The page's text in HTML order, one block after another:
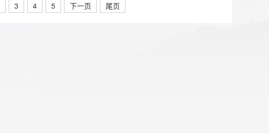
3 4 5 下一页 尾页